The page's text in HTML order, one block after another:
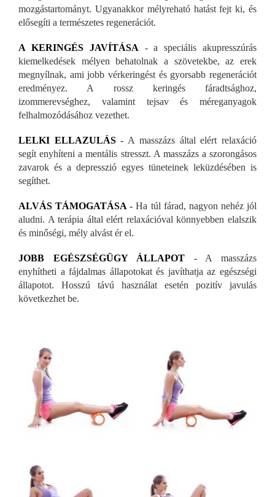
mozgástartományt. Ugyanakkor mélyreható hatást fejt ki, és
elősegíti a természetes regenerációt.
A KERINGÉS JAVÍTÁSA - a speciális akupresszúrás
kiemelkedések mélyen behatolnak a szövetekbe, az erek
megnyílnak, ami jobb vérkeringést és gyorsabb regenerációt
eredményez. A rossz keringés fáradtsághoz,
izommerevséghez, valamint tejsav és méreganyagok
felhalmozódásához vezethet.
LELKI ELLAZULÁS- A masszázs által elért relaxáció
segít enyhíteni a mentális stresszt. A masszázs a szorongásos
zavarok és a depresszió egyes tüneteinek leküzdésében is
segíthet.
ALVÁS TÁMOGATÁSA - Ha túl fárad, nagyon nehéz jól
aludni. A terápia által elért relaxációval könnyebben elalszik
és minőségi, mély alvást ér el.
JOBB EGÉSZSÉGÜGY ÁLLAPOT -A masszázs
enyhítheti a fájdalmas állapotokat és javíthatja az egészségi
állapotot. Hosszú távú használat esetén pozitív javulás
következhet be.